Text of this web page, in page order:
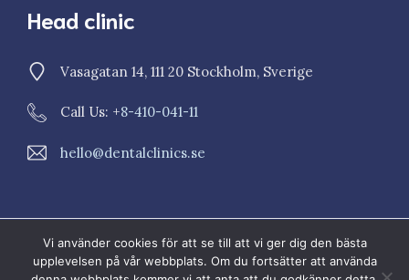
Head clinic
Vasagatan 14, 111 20 Stockholm, Sverige
Call Us: +8-410-041-11
hello@dentalclinics.se
© 2023 Dental Clinics
Vi använder cookies för att se till att vi ger dig den bästa
upplevelsen på vår webbplats. Om du fortsätter att använda